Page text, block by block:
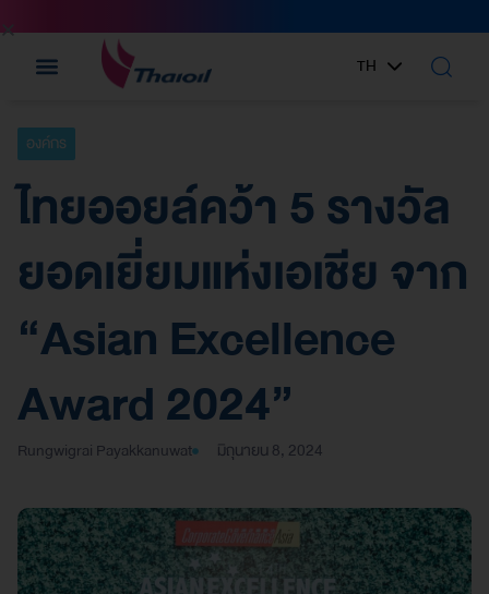
TH
EN
องค์กร
ไทยออยล์คว้า 5 รางวัล
ยอดเยี่ยมแห่งเอเชีย จาก
“Asian Excellence
Award 2024”
Rungwigrai Payakkanuwat มิถุนายน 8, 2024